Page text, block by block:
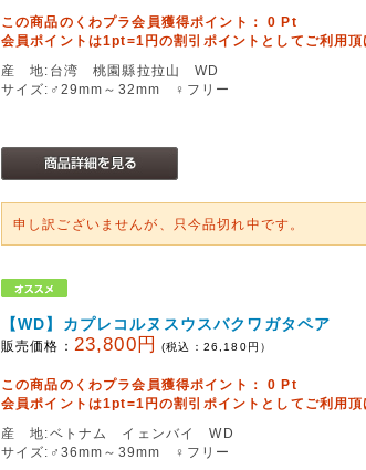
この商品のくわプラ会員獲得ポイント：0 Pt
会員ポイントは1pt=1円の割引ポイントとしてご利用頂
産 地:台湾 桃園縣拉拉山 WD
サイズ:♂29mm～32mm ♀フリー
申し訳ございませんが、只今品切れ中です。
【WD】カプレコルヌスウスバクワガタペア
販売価格： 23,800円 (税込： 26,180円）
この商品のくわプラ会員獲得ポイント：0 Pt
会員ポイントは1pt=1円の割引ポイントとしてご利用頂
産 地:ベトナム イェンバイ WD
サイズ:♂36mm～39mm ♀フリー